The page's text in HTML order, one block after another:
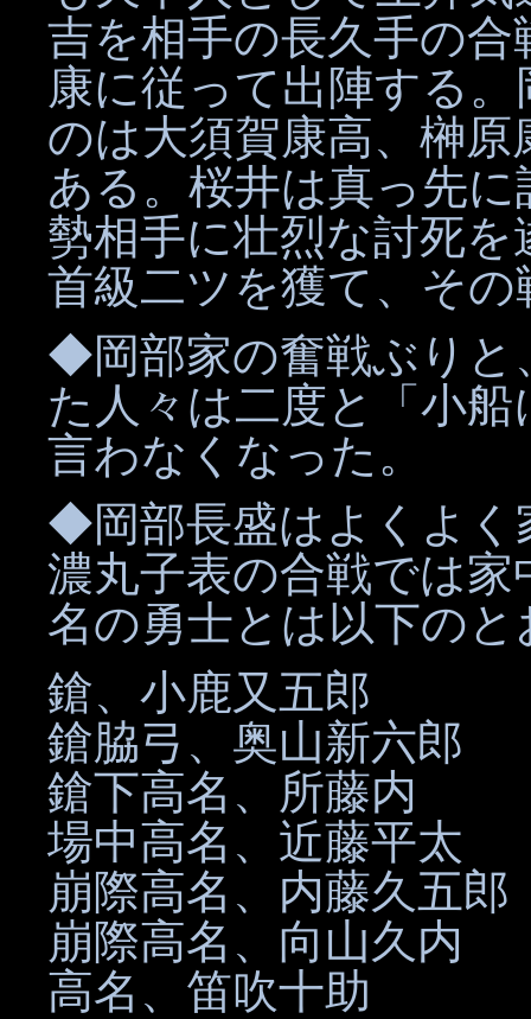
吉を相手の長久手の
康に従って出陣する
のは大須賀康高、榊
ある。桜井は真っ先
勢相手に壮烈な討死
首級二ツを獲て、そ
◆岡部家の奮戦ぶりと
た人々は二度と「小
言わなくなった。
◆岡部長盛はよくよく
濃丸子表の合戦では
名の勇士とは以下の
鎗、小鹿又五郎
鎗脇弓、奥山新六郎
鎗下高名、所藤内
場中高名、近藤平太
崩際高名、内藤久五郎
崩際高名、向山久内
高名、笛吹十助